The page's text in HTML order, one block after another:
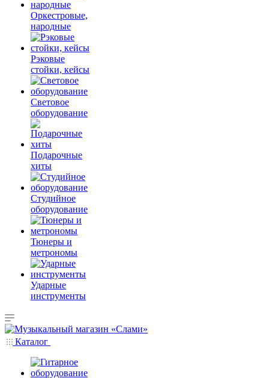
Оркестровые,
народные
Рэковые
стойки, кейсы
Световое
оборудование
Подарочные
хиты
Студийное
оборудование
Тюнеры и
метрономы
Ударные
инструменты
Каталог